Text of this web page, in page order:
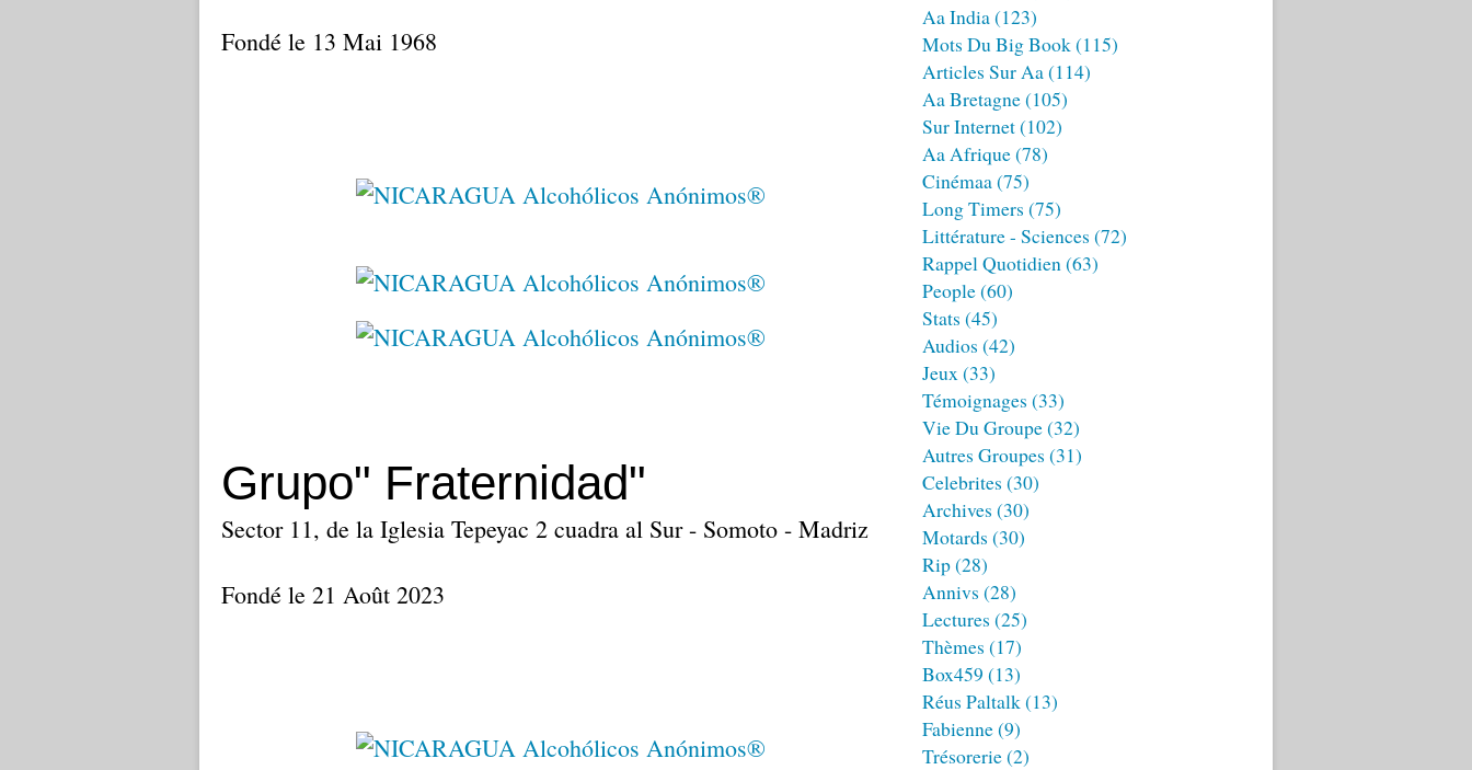
Fondé le 13 Mai 1968
Grupo" Fraternidad"
Sector 11, de la Iglesia Tepeyac 2 cuadra al Sur - Somoto - Madriz
Fondé le 21 Août 2023
Aa India(123)
Mots Du Big Book(115)
Articles Sur Aa(114)
Aa Bretagne(105)
Sur Internet(102)
Aa Afrique(78)
Cinémaa(75)
Long Timers (75)
Littérature - Sciences (72)
Rappel Quotidien(63)
People(60)
Stats (45)
Audios (42)
Jeux(33)
Témoignages (33)
Vie Du Groupe(32)
Autres Groupes (31)
Celebrites (30)
Archives (30)
Motards (30)
Rip(28)
Annivs (28)
Lectures (25)
Thèmes (17)
Box459 (13)
Réus Paltalk(13)
Fabienne(9)
Trésorerie(2)